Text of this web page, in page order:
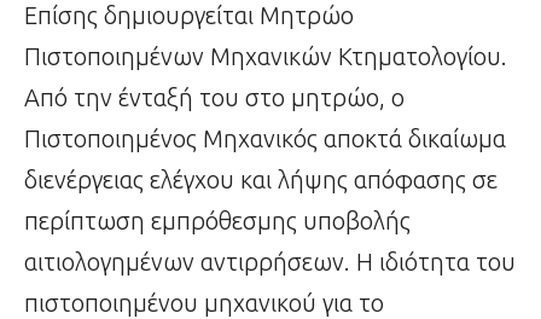
Επίσης δημιουργείται Μητρώο
Πιστοποιημένων Μηχανικών Κτηματολογίου.
Από την ένταξή του στο μητρώο, ο
Πιστοποιημένος Μηχανικός αποκτά δικαίωμα
διενέργειας ελέγχου και λήψης απόφασης σε
περίπτωση εμπρόθεσμης υποβολής
αιτιολογημένων αντιρρήσεων. Η ιδιότητα του
πιστοποιημένου μηχανικού για το